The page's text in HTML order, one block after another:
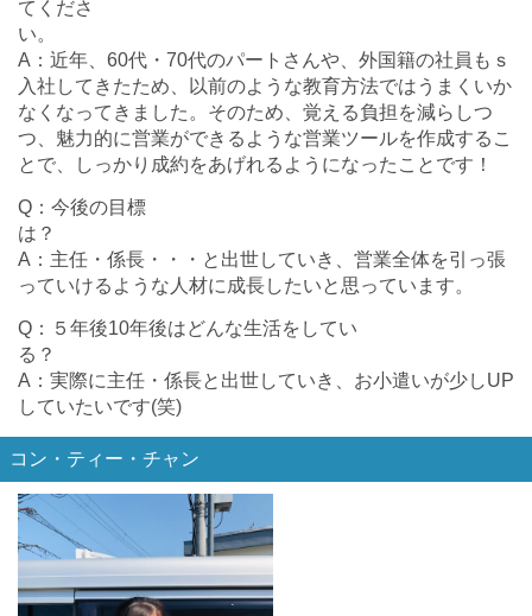
てくださ
A：近年、60代・70代のパートさんや、外国籍の社員もｓ
入社してきたため、以前のような教育方法ではうまくいか
なくなってきました。そのため、覚える負担を減らしつ
つ、魅力的に営業ができるような営業ツールを作成するこ
とで、しっかり成約をあげれるようになったことです！
Q：今後の目標
A：主任・係長・・・と出世していき、営業全体を引っ張
っていけるような人材に成長したいと思っています。
Q：５年後10年後はどんな生活をしてい
A：実際に主任・係長と出世していき、お小遣いが少しUP
していたいです(笑)
コン・ティー・チャン